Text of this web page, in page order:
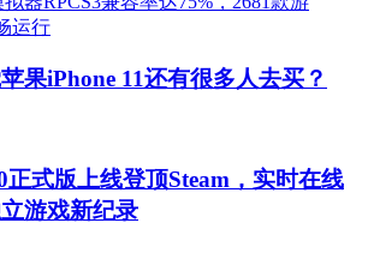
果iPhone 11还有很多人去买？
正式版上线登顶Steam，实时在线
游戏新纪录